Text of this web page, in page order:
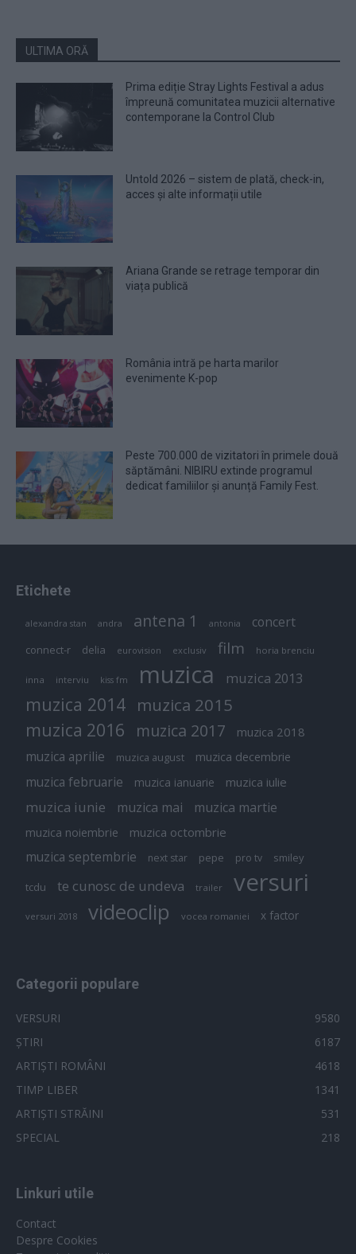
ULTIMA ORĂ
Prima ediție Stray Lights Festival a adus
împreună comunitatea muzicii alternative
contemporane la Control Club
Untold 2026 – sistem de plată, check-in,
acces și alte informații utile
Ariana Grande se retrage temporar din
viața publică
România intră pe harta marilor
evenimente K-pop
Peste 700.000 de vizitatori în primele două
săptămâni. NIBIRU extinde programul
dedicat familiilor și anunță Family Fest.
Etichete
alexandra stan andra antena 1 antonia concert
connect-r delia eurovision exclusiv film horia brenciu
inna interviu kiss fm muzica muzica 2013
muzica 2014 muzica 2015
muzica 2016 muzica 2017 muzica 2018
muzica aprilie muzica august muzica decembrie
muzica februarie muzica ianuarie muzica iulie
muzica iunie muzica mai muzica martie
muzica noiembrie muzica octombrie
muzica septembrie next star pepe pro tv smiley
tcdu te cunosc de undeva trailer versuri
versuri 2018 videoclip vocea romaniei x factor
Categorii populare
VERSURI
9580
ȘTIRI
6187
ARTIȘTI ROMÂNI
4618
TIMP LIBER
1341
ARTIȘTI STRĂINI
531
SPECIAL
218
Linkuri utile
Contact
Despre Cookies